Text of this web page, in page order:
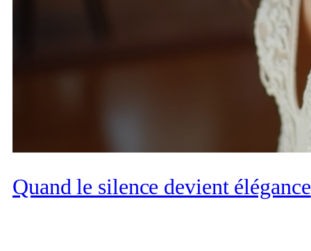
Quand le silence devient élégance